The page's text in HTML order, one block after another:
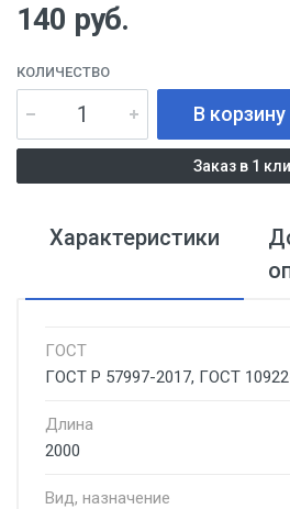
140 руб.
КОЛИЧЕСТВО
В корзину
Заказ в 1
Характеристики
ГОСТ
ГОСТ Р 57997-2017, ГОСТ
Длина
2000
Вид, назначение